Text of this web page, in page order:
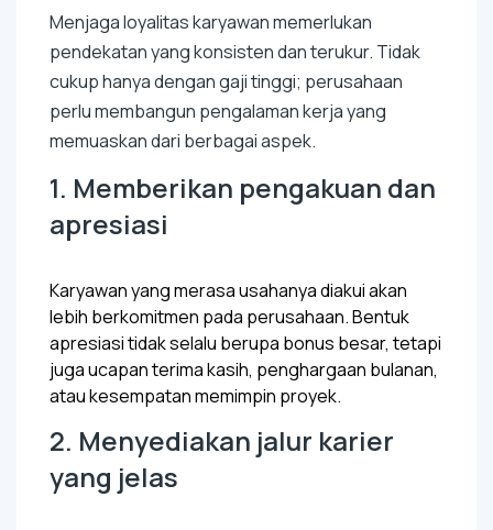
Menjaga loyalitas karyawan memerlukan
pendekatan yang konsisten dan terukur. Tidak
cukup hanya dengan gaji tinggi; perusahaan
perlu membangun pengalaman kerja yang
memuaskan dari berbagai aspek.
1. Memberikan pengakuan dan
apresiasi
Karyawan yang merasa usahanya diakui akan
lebih berkomitmen pada perusahaan. Bentuk
apresiasi tidak selalu berupa bonus besar, tetapi
juga ucapan terima kasih, penghargaan bulanan,
atau kesempatan memimpin proyek.
2. Menyediakan jalur karier
yang jelas